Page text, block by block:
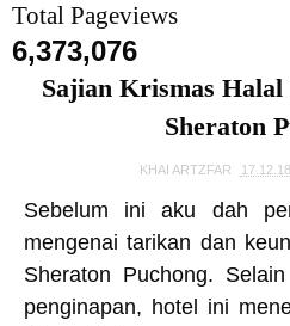
Total Pageviews
6,373,076
Sajian Krismas
Sheraton
KHAI ARTZFAR 17.12.18
Sebelum ini aku dah
mengenai tarikan dan
Sheraton Puchong.
penginapan, hotel ini